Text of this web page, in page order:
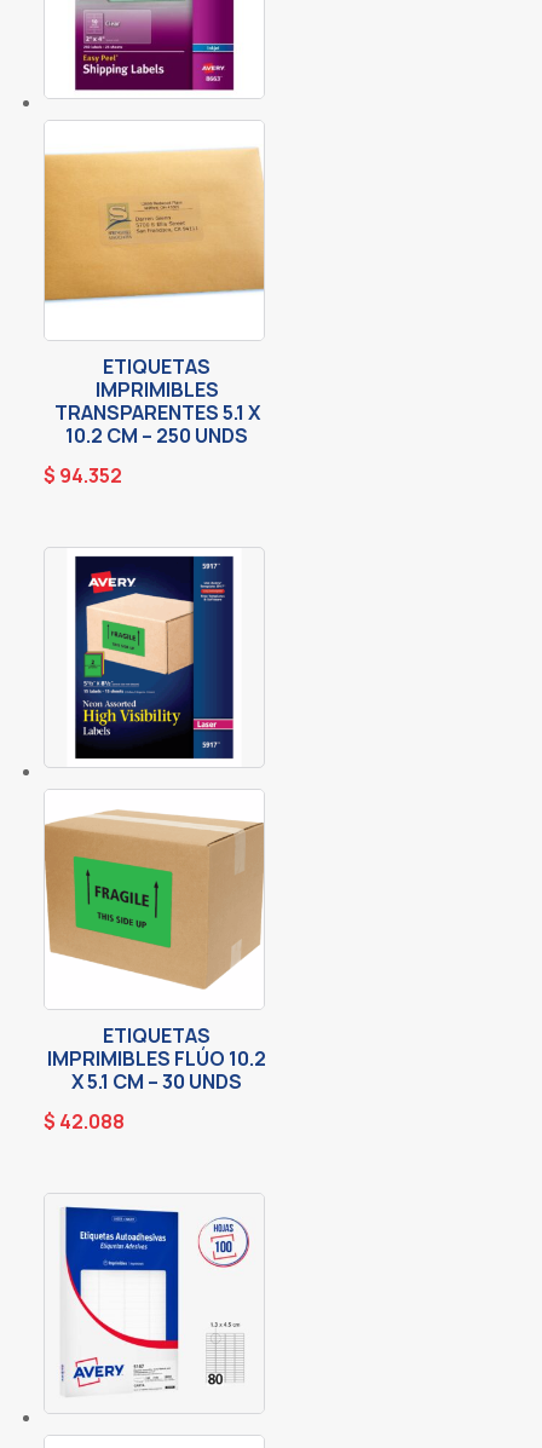
ETIQUETAS
IMPRIMIBLES
TRANSPARENTES 5.1 X
10.2 CM – 250 UNDS
$ 94.352
ETIQUETAS
IMPRIMIBLES FLÚO 10.2
X 5.1 CM – 30 UNDS
$ 42.088